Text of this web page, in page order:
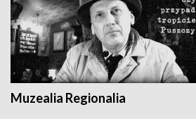
Muzealia Regionalia